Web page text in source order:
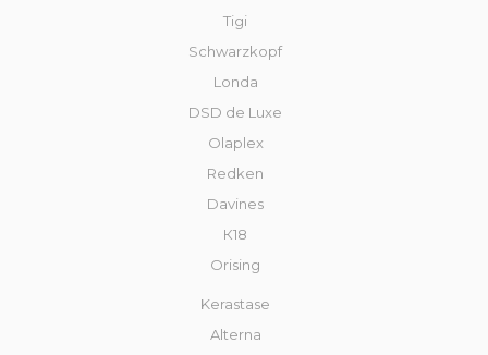
Tigi
Schwarzkopf
Londa
DSD de Luxe
Olaplex
Redken
Davines
К18
Orising
Kerastase
Alterna